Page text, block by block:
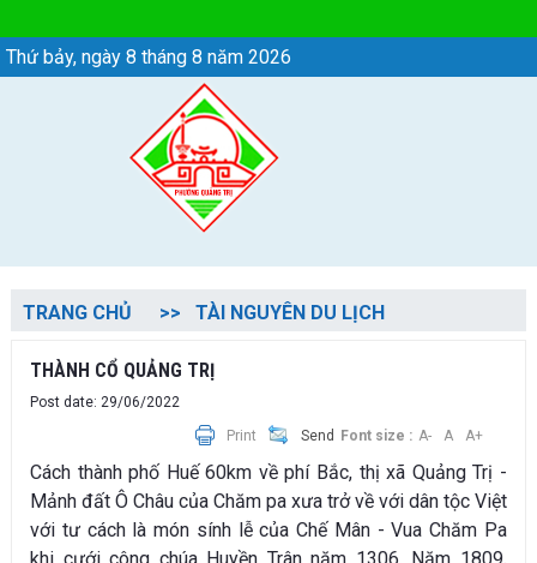
Thứ bảy, ngày 8 tháng 8 năm 2026
TRANG CHỦ TÀI NGUYÊN DU LỊCH
THÀNH CỔ QUẢNG TRỊ
Post date: 29/06/2022
Print
Send Font size : A- A A+
Cách thành phố Huế 60km về phí Bắc, thị xã Quảng Trị -
Mảnh đất Ô Châu của Chăm pa xưa trở về với dân tộc Việt
với tư cách là món sính lễ của Chế Mân - Vua Chăm Pa